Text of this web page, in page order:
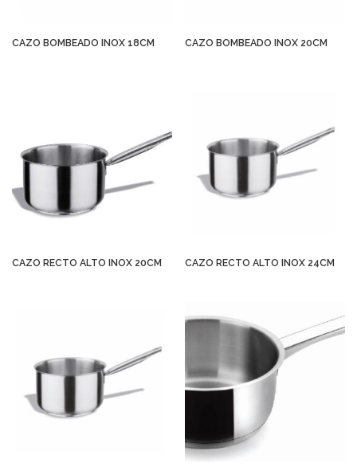
CAZO BOMBEADO INOX 18CM CAZO BOMBEADO INOX 20CM
CAZO RECTO ALTO INOX 20CM CAZO RECTO ALTO INOX 24CM